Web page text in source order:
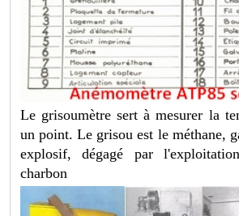
Le grisoumètre sert à mesurer la
un point. Le grisou est le méthane,
explosif, dégagé par
charbon